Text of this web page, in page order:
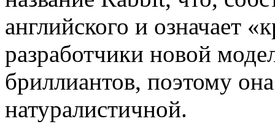
английского и означает
разработчики новой
бриллиантов, поэтому
натуралистичной.